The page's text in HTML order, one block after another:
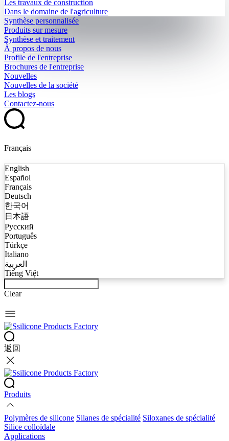
Les travaux de construction
Dans le domaine de l'agriculture
Synthèse personnalisée
Produits sur mesure
Synthèse et traitement
À propos de nous
Profile de l'entreprise
Brochures de l'entreprise
Nouvelles
Nouvelles de la société
Les blogs
Contactez-nous
Français
English
Español
Français
Deutsch
한국어
日本語
Русский
Português
Türkçe
Italiano
العربية
Tiếng Việt
Clear
返回
Produits
Polymères de silicone Silanes de spécialité Siloxanes de spécialité
Silice colloïdale
Applications